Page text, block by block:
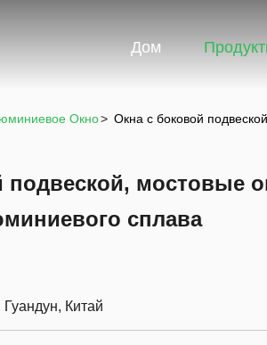
Дом
Окно> Окна с боковой
подвеской, мостовые
сплава
Гуандун, Китай